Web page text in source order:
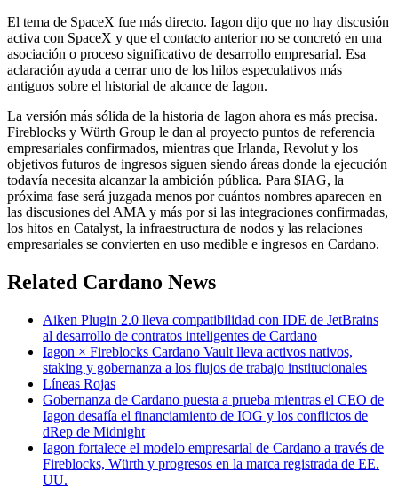
El tema de SpaceX fue más directo. Iagon dijo que no hay discusión
activa con SpaceX y que el contacto anterior no se concretó en una
asociación o proceso significativo de desarrollo empresarial. Esa
aclaración ayuda a cerrar uno de los hilos especulativos más
antiguos sobre el historial de alcance de Iagon.
La versión más sólida de la historia de Iagon ahora es más precisa.
Fireblocks y Würth Group le dan al proyecto puntos de referencia
empresariales confirmados, mientras que Irlanda, Revolut y los
objetivos futuros de ingresos siguen siendo áreas donde la ejecución
todavía necesita alcanzar la ambición pública. Para $IAG, la
próxima fase será juzgada menos por cuántos nombres aparecen en
las discusiones del AMA y más por si las integraciones confirmadas,
los hitos en Catalyst, la infraestructura de nodos y las relaciones
empresariales se convierten en uso medible e ingresos en Cardano.
Related Cardano News
Aiken Plugin 2.0 lleva compatibilidad con IDE de JetBrains
al desarrollo de contratos inteligentes de Cardano
Iagon × Fireblocks Cardano Vault lleva activos nativos,
staking y gobernanza a los flujos de trabajo institucionales
Líneas Rojas
Gobernanza de Cardano puesta a prueba mientras el CEO de
Iagon desafía el financiamiento de IOG y los conflictos de
dRep de Midnight
Iagon fortalece el modelo empresarial de Cardano a través de
Fireblocks, Würth y progresos en la marca registrada de EE.
UU.